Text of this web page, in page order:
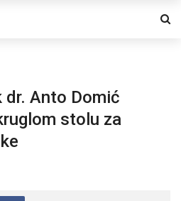
dr. Anto Domić
stolu za